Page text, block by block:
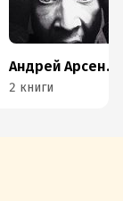
Андрей Арсеньев
2 книги